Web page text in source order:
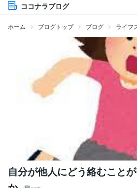
ココナラブログ
ホーム ブログトップ ブログ ライフ
自分が他人にどう絡むこと